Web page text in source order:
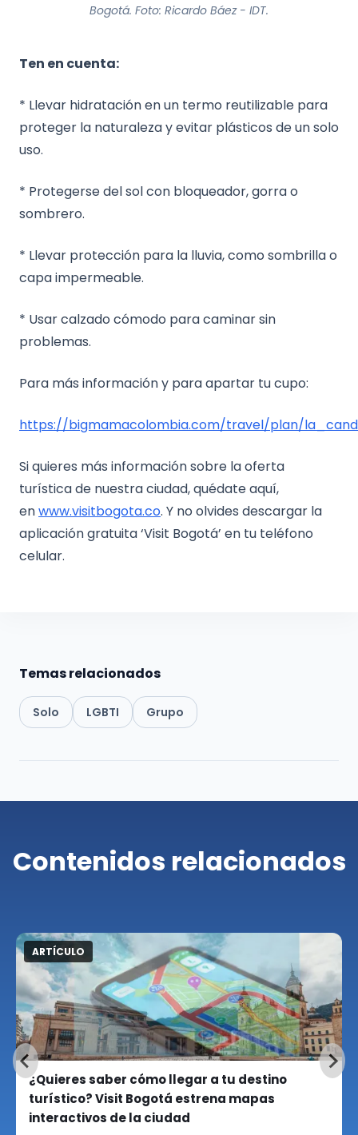
Bogotá. Foto: Ricardo Báez - IDT.
Ten en cuenta:
* Llevar hidratación en un termo reutilizable para
proteger la naturaleza y evitar plásticos de un solo
uso.
* Protegerse del sol con bloqueador, gorra o
sombrero.
* Llevar protección para la lluvia, como sombrilla o
capa impermeable.
* Usar calzado cómodo para caminar sin
problemas.
Para más información y para apartar tu cupo:
https://bigmamacolombia.com/travel/plan/
Si quieres más información sobre la oferta
turística de nuestra ciudad, quédate aquí,
enwww.visitbogota.co. Y no olvides descargar la
aplicación gratuita ‘Visit Bogotá’ en tu teléfono
celular.
Temas relacionados
Solo LGBTI Grupo
Contenidos relacionados
ARTÍCULO
¿Quieres saber cómo llegar a tu destino
turístico? Visit Bogotá estrena mapas
interactivos de la ciudad